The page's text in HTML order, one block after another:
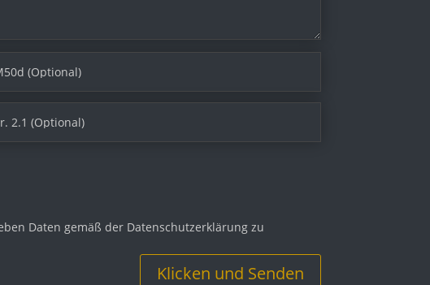
Daten gemäß der Datenschutzerklärung zu
Klicken und Senden